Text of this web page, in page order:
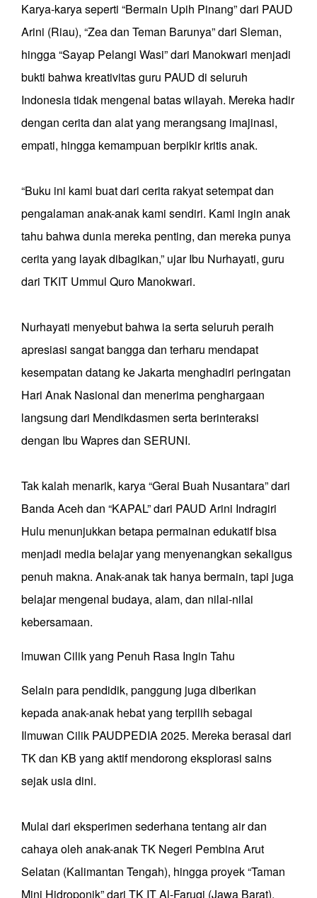
Karya-karya seperti “Bermain Upih Pinang” dari PAUD
Arini (Riau), “Zea dan Teman Barunya” dari Sleman,
hingga “Sayap Pelangi Wasi” dari Manokwari menjadi
bukti bahwa kreativitas guru PAUD di seluruh
Indonesia tidak mengenal batas wilayah. Mereka hadir
dengan cerita dan alat yang merangsang imajinasi,
empati, hingga kemampuan berpikir kritis anak.
“Buku ini kami buat dari cerita rakyat setempat dan
pengalaman anak-anak kami sendiri. Kami ingin anak
tahu bahwa dunia mereka penting, dan mereka punya
cerita yang layak dibagikan,” ujar Ibu Nurhayati, guru
dari TKIT Ummul Quro Manokwari.
Nurhayati menyebut bahwa ia serta seluruh peraih
apresiasi sangat bangga dan terharu mendapat
kesempatan datang ke Jakarta menghadiri peringatan
Hari Anak Nasional dan menerima penghargaan
langsung dari Mendikdasmen serta berinteraksi
dengan Ibu Wapres dan SERUNI.
Tak kalah menarik, karya “Gerai Buah Nusantara” dari
Banda Aceh dan “KAPAL” dari PAUD Arini Indragiri
Hulu menunjukkan betapa permainan edukatif bisa
menjadi media belajar yang menyenangkan sekaligus
penuh makna. Anak-anak tak hanya bermain, tapi juga
belajar mengenal budaya, alam, dan nilai-nilai
kebersamaan.
lmuwan Cilik yang Penuh Rasa Ingin Tahu
Selain para pendidik, panggung juga diberikan
kepada anak-anak hebat yang terpilih sebagai
Ilmuwan Cilik PAUDPEDIA 2025. Mereka berasal dari
TK dan KB yang aktif mendorong eksplorasi sains
sejak usia dini.
Mulai dari eksperimen sederhana tentang air dan
cahaya oleh anak-anak TK Negeri Pembina Arut
Selatan (Kalimantan Tengah), hingga proyek “Taman
Mini Hidroponik” dari TK IT Al-Faruqi (Jawa Barat),